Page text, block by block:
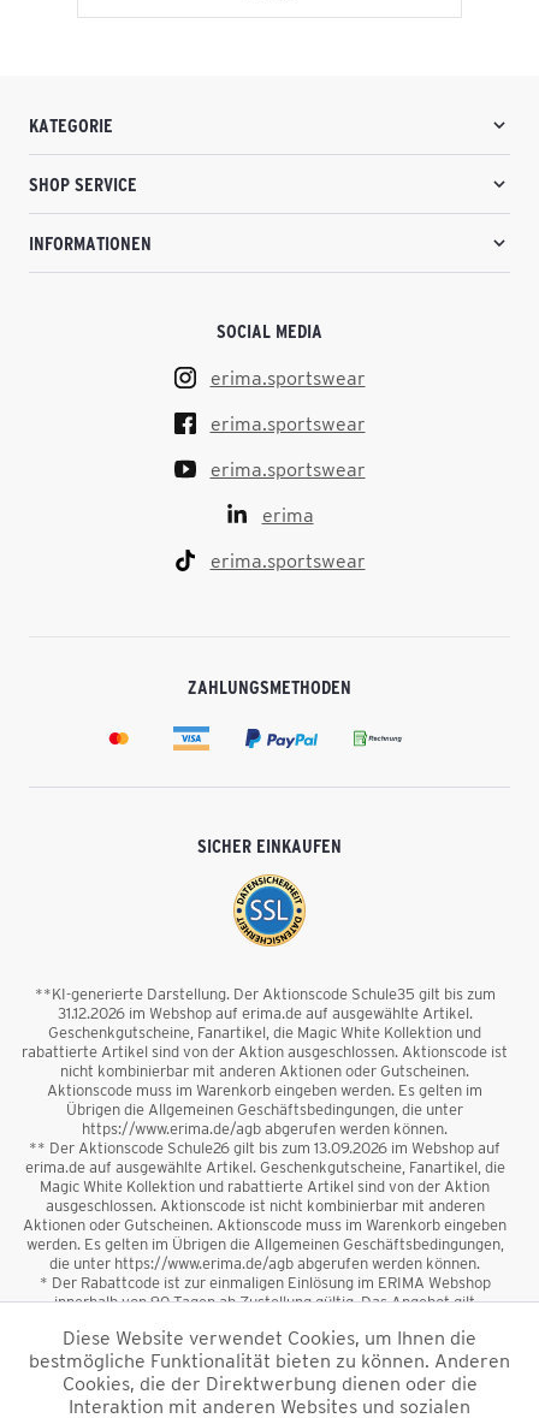
KATEGORIE
SHOP SERVICE
INFORMATIONEN
SOCIAL MEDIA
erima.sportswear
erima.sportswear
erima.sportswear
erima
erima.sportswear
ZAHLUNGSMETHODEN
SICHER EINKAUFEN
**KI-generierte Darstellung. Der Aktionscode Schule35 gilt bis zum
31.12.2026 im Webshop auf erima.de auf ausgewählte Artikel.
Geschenkgutscheine, Fanartikel, die Magic White Kollektion und
rabattierte Artikel sind von der Aktion ausgeschlossen. Aktionscode ist
nicht kombinierbar mit anderen Aktionen oder Gutscheinen.
Aktionscode muss im Warenkorb eingeben werden. Es gelten im
Übrigen die Allgemeinen Geschäftsbedingungen, die unter
https://www.erima.de/agb abgerufen werden können.
** Der Aktionscode Schule26 gilt bis zum 13.09.2026 im Webshop auf
erima.de auf ausgewählte Artikel. Geschenkgutscheine, Fanartikel, die
Magic White Kollektion und rabattierte Artikel sind von der Aktion
ausgeschlossen. Aktionscode ist nicht kombinierbar mit anderen
Aktionen oder Gutscheinen. Aktionscode muss im Warenkorb eingeben
werden. Es gelten im Übrigen die Allgemeinen Geschäftsbedingungen,
die unter https://www.erima.de/agb abgerufen werden können.
* Der Rabattcode ist zur einmaligen Einlösung im ERIMA Webshop
innerhalb von 90 Tagen ab Zustellung gültig. Das Angebot gilt
sowie Geschenkgutscheine sind vom Rabatt ausgeschlossen. Der
Rabattcode ist nicht mit anderen Aktionen oder Gutscheinen
kombinierbar. Der Mindestbestellwert beträgt 50 €
Diese Website verwendet Cookies, um Ihnen die
bestmögliche Funktionalität bieten zu können. Anderen
Cookies, die der Direktwerbung dienen oder die
Interaktion mit anderen Websites und sozialen